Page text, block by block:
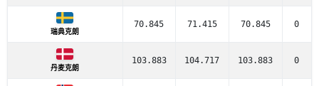
瑞典克朗
70.845 71.415 70.845 0
丹麦克朗
103.883 104.717 103.883 0